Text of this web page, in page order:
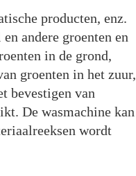
producten, enz.
andere groenten en
in de grond,
groenten in het zuur,
bevestigen van
De wasmachine kan
wordt